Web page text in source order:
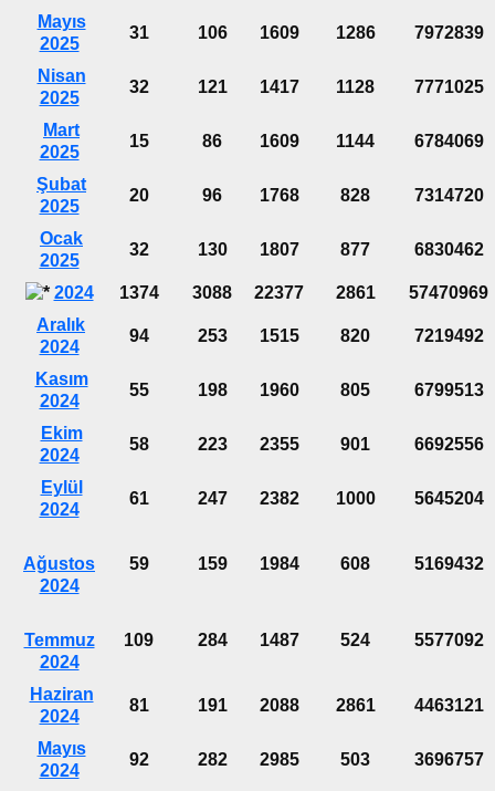
Mayıs
2025
31 106 1609 1286 7972839
Nisan
2025
32 121 1417 1128 7771025
Mart
2025
15 86 1609 1144 6784069
Şubat
2025
20 96 1768 828 7314720
Ocak
2025
32 130 1807 877 6830462
2024 1374 3088 22377 2861
57470969
Aralık
2024
94 253 1515 820 7219492
Kasım
2024
55 198 1960 805 6799513
Ekim
2024
58 223 2355 901 6692556
Eylül
2024
61 247 2382 1000 5645204
Ağustos
2024
59 159 1984 608 5169432
Temmuz
2024
109 284 1487 524 5577092
Haziran
2024
81 191 2088 2861 4463121
Mayıs
2024
92 282 2985 503 3696757